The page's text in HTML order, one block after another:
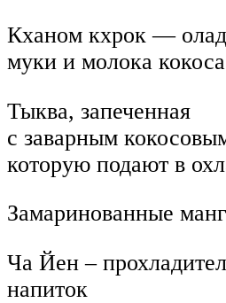
Кханом кхрок —
муки и молока кокоса
Тыква, запеченная
с заварным
которую подают в
Замаринованные
Ча Йен –
напиток